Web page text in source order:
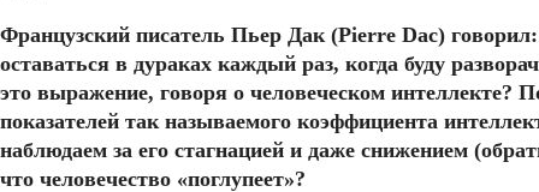
Французский писатель Пьер Дак (Pierre Dac)
оставаться в дураках каждый раз, когда буду
это выражение, говоря о человеческом интеллекте?
показателей так называемого коэффициента
наблюдаем за его стагнацией и даже снижением
что человечество «поглупеет»?